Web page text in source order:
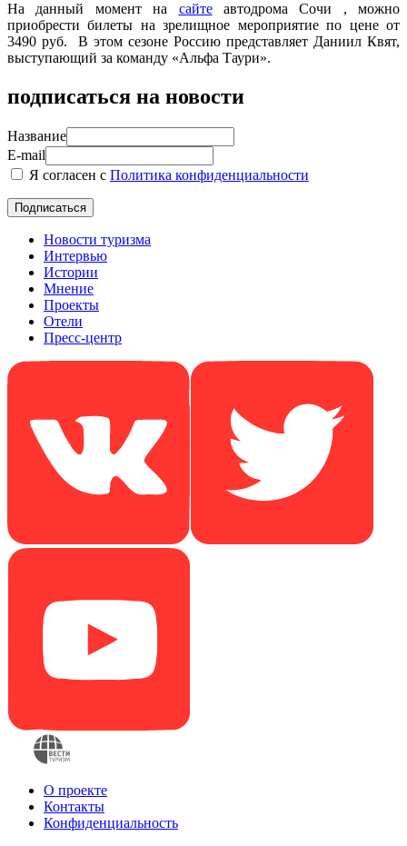
На данный момент на сайтеавтодрома Сочи , можно
приобрести билеты на зрелищное мероприятие по цене от
3490 руб. В этом сезоне Россию представляет Даниил Квят,
выступающий за команду «Альфа Таури».
подписаться на новости
Название
E-mail
Я согласен с Политика конфиденциальности
Новости туризма
Интервью
Истории
Мнение
Проекты
Отели
Пресс-центр
О проекте
Контакты
Конфиденциальность